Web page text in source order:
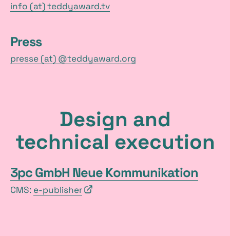
info (at) teddyaward.tv
Press
presse (at) @teddyaward.org
Design and
technical execution
3pc GmbH Neue Kommunikation
CMS: e-publisher